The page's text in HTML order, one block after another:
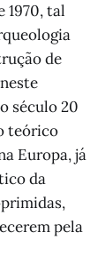
1970, tal
de
século 20
teórico
Europa, já
da
pela